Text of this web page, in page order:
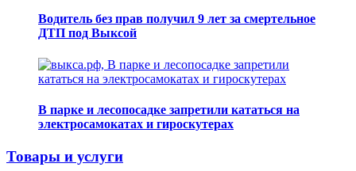
Водитель без прав получил 9 лет за смертельное
ДТП под Выксой
В парке и лесопосадке запретили кататься на
электросамокатах и гироскутерах
Товары и услуги